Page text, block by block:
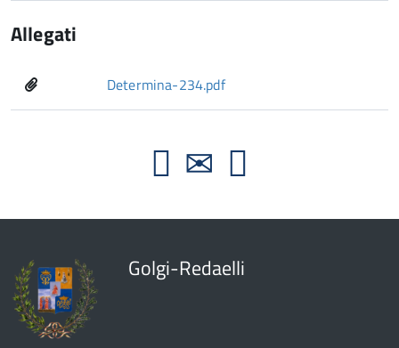
Allegati
Determina-234.pdf
Golgi-Redaelli